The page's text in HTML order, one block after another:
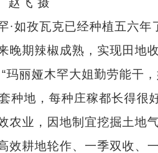
孜瓦克已经种植五六年
期辣椒成熟，实现田地收
丽娅木罕大姐勤劳能干
种地，每种庄稼都长得很
业，因地制宜挖掘土地
效耕地轮作、一季双收、